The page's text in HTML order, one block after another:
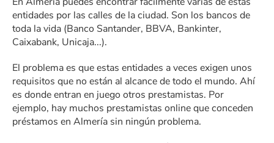
entidades por las calles de la ciudad. Son los bancos de
toda la vida (Banco Santander, BBVA, Bankinter,
Caixabank, Unicaja...).
El problema es que estas entidades a veces exigen unos
requisitos que no están al alcance de todo el mundo. Ahí
es donde entran en juego otros prestamistas. Por
ejemplo, hay muchos prestamistas online que conceden
préstamos en Almería sin ningún problema.